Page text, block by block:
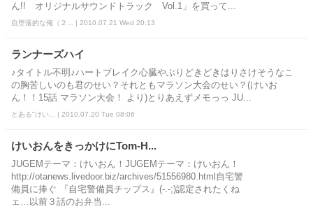
ん!! オリジナルサウンドトラック Vol.1」を買って...
自堕落的な俺（２... | 2010.07.21 Wed 20:13
ランナーズハイ
♪タイトル不明♪ハートブレイク心臓やぶりどきどきはりさけそうなこ
の胸苦しいのも君のせい？それともマラソン大会のせい？(けいお
ん！！15話 マラソン大会！ より)とりあえずメモっっ JU...
とある"けい... | 2010.07.20 Tue 08:06
けいおんをきっかけにTom-H...
JUGEMテーマ：けいおん！JUGEMテーマ：けいおん！
http://otanews.livedoor.biz/archives/51556980.html自宅警
備員に捧ぐ 『自宅警備員チップス』(-.-;)認定されたくね
ェ…以前３話のお弁当...